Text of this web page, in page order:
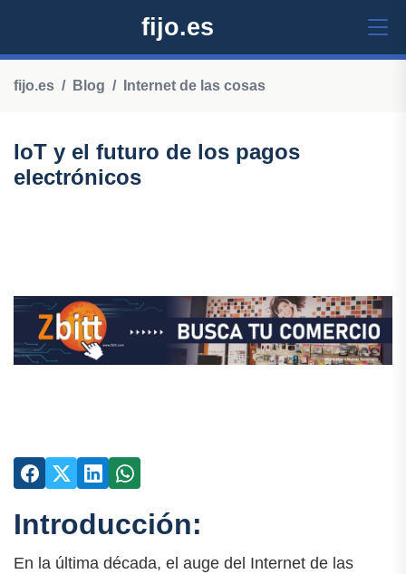
fijo.es
fijo.es Blog Internet de las cosas
IoT y el futuro de los pagos
electrónicos
Introducción:
En la última década, el auge del Internet de las